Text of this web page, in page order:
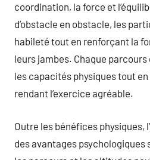
coordination, la force et
d’obstacle en obstacle, les
habileté tout en renforçant la
leurs jambes. Chaque
les capacités physiques tout
rendant l’exercice agréable.
Outre les bénéfices physiques,
des avantages